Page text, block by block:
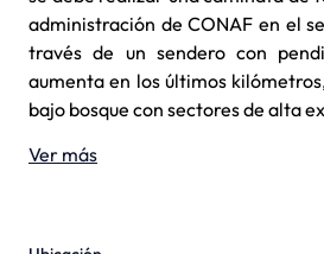
administración de CONAF en el
través de un sendero con
aumenta en los últimos
bajo bosque con sectores de alta
Ver más